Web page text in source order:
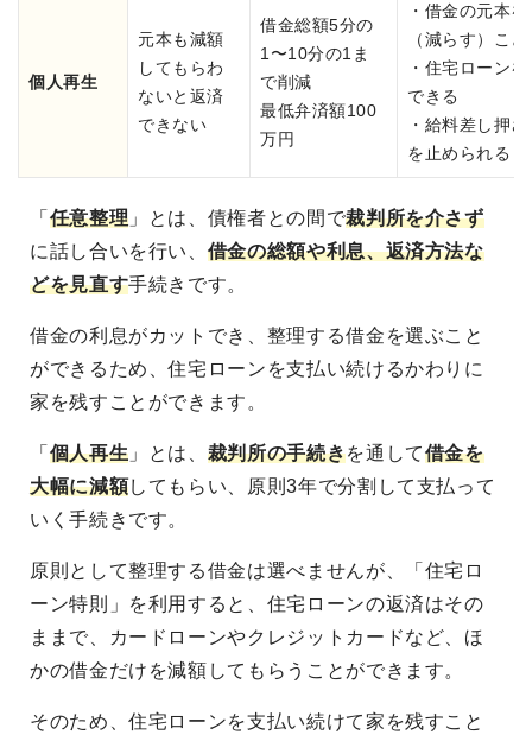
個人再生
元本も減額
してもらわ
ないと返済
できない
借金総額5分の
1〜10分の1ま
で削減
最低弁済額100
万円
・借金の元本
（減らす）こ
・住宅ローン
できる
・給料差し押
を止められる
「 任意整理 」とは、債権者との間で裁判所を介さず
に話し合いを行い、 借金の総額や利息、返済方法な
どを見直す手続きです。
借金の利息がカットでき、整理する借金を選ぶこと
ができるため、住宅ローンを支払い続けるかわりに
家を残すことができます。
「 個人再生 」とは、 裁判所の手続きを通して借金を
大幅に減額してもらい、原則3年で分割して支払って
いく手続きです。
原則として整理する借金は選べませんが、「住宅ロ
ーン特則」を利用すると、住宅ローンの返済はその
ままで、カードローンやクレジットカードなど、ほ
かの借金だけを減額してもらうことができます。
そのため、住宅ローンを支払い続けて家を残すこと